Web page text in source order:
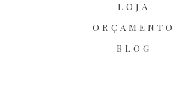
LOJA
ORÇAMENTO
BLOG